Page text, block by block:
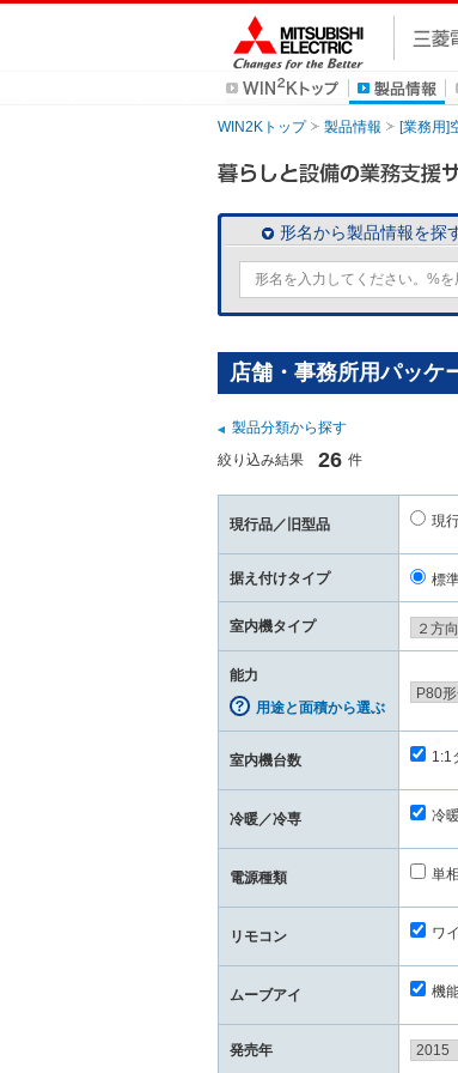
WIN2Kトップ 製品情報 [業務用]
形名から製品情報を探
店舗・事務所用パッケ
製品分類から探す
絞り込み結果
26 件
現行品／旧型品 現
据え付けタイプ 標
室内機タイプ
能力
用途と面積から選ぶ
室内機台数 1:1
冷暖／冷専 冷
電源種類 単相
リモコン ワ
ムーブアイ 機
発売年